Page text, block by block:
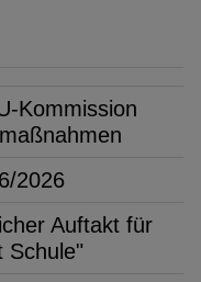
Kommission
2026
Auftakt für
Schule"